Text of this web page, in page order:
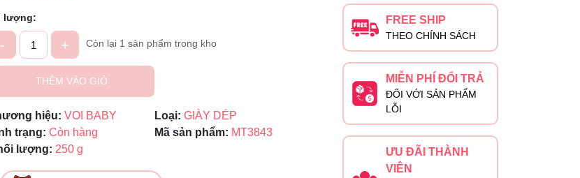
lượng:
- + Còn lại 1 sản phẩm trong kho
THÊM VÀO GIỎ
hiệu: VOI BABY Loại: GIÀY DÉP
trạng: Còn hàng Mã sản phẩm: MT3843
lượng: 250 g
Ngày hết hạn:
Điều kiện:
FREE SHIP
THEO CHÍNH SÁCH
MIỄN PHÍ ĐỔI TRẢ
ĐỐI VỚI SẢN PHẨM
LỖI
ƯU ĐÃI THÀNH
VIÊN